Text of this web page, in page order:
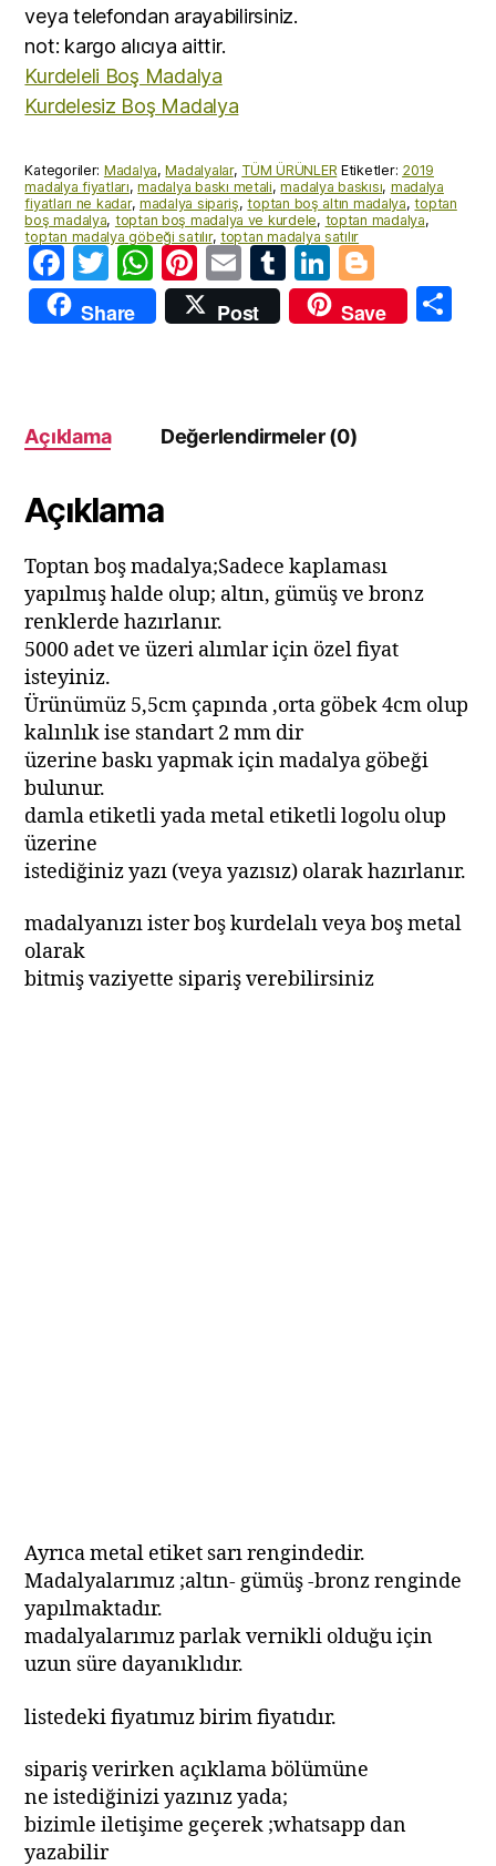
veya telefondan arayabilirsiniz.
not: kargo alıcıya aittir.
Kurdeleli Boş Madalya
Kurdelesiz Boş Madalya
Kategoriler: Madalya,Madalyalar, TÜM ÜRÜNLER Etiketler: 2019
madalya fiyatları,madalya baskı metali,madalya baskısı, madalya
fiyatları ne kadar, madalya sipariş,toptan boş altın madalya,toptan
boş madalya, toptan boş madalya ve kurdele, toptan madalya,
toptan madalya göbeği satılır,toptan madalya satılır
F
a
c
o
k
T
w
itt
W
h
at
p
Pi
nt
er
E
m
ai
T
u
m
Li
n
k
n
o
g
Share Post Save
S
Açıklama Değerlendirmeler (0)
Açıklama
Toptan boş madalya;Sadece kaplaması
yapılmış halde olup; altın, gümüş ve bronz
renklerde hazırlanır.
5000 adet ve üzeri alımlar için özel fiyat
isteyiniz.
Ürünümüz 5,5cm çapında ,orta göbek 4cm olup
kalınlık ise standart 2 mm dir
üzerine baskı yapmak için madalya göbeği
bulunur.
damla etiketli yada metal etiketli logolu olup
üzerine
istediğiniz yazı (veya yazısız) olarak hazırlanır.
madalyanızı ister boş kurdelalı veya boş metal
olarak
bitmiş vaziyette sipariş verebilirsiniz
Ayrıca metal etiket sarı rengindedir.
Madalyalarımız ;altın- gümüş -bronz renginde
yapılmaktadır.
madalyalarımız parlak vernikli olduğu için
uzun süre dayanıklıdır.
listedeki fiyatımız birim fiyatıdır.
sipariş verirken açıklama bölümüne
ne istediğinizi yazınız yada;
bizimle iletişime geçerek ;whatsapp dan
yazabilir